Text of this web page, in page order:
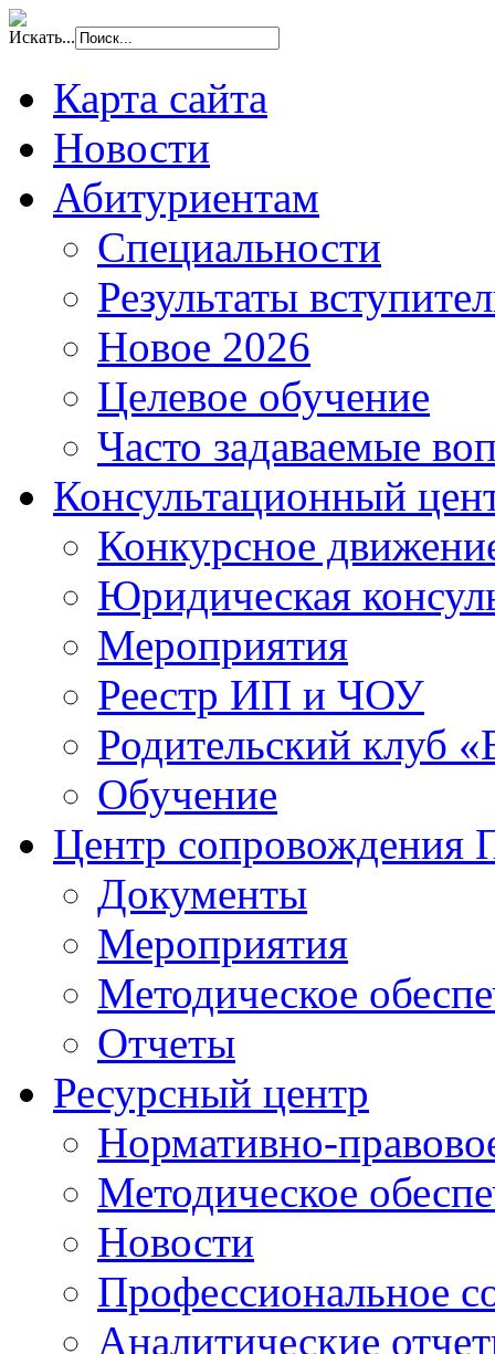
Искать...
Карта сайта
Новости
Абитуриентам
Специальности
Результаты
Новое 2026
Целевое обучение
Часто задаваемые
Консультационный
Конкурсное
Юридическая
Мероприятия
Реестр ИП и ЧОУ
Родительский клуб
Обучение
Центр сопровождения
Документы
Мероприятия
Методическое
Отчеты
Ресурсный центр
Нормативно-
Методическое
Новости
Профессиональное
Аналитические